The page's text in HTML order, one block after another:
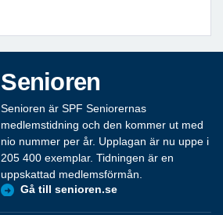
Senioren
Senioren är SPF Seniorernas
medlemstidning och den kommer ut med
nio nummer per år. Upplagan är nu uppe i
205 400 exemplar. Tidningen är en
uppskattad medlemsförmån.
Gå till senioren.se